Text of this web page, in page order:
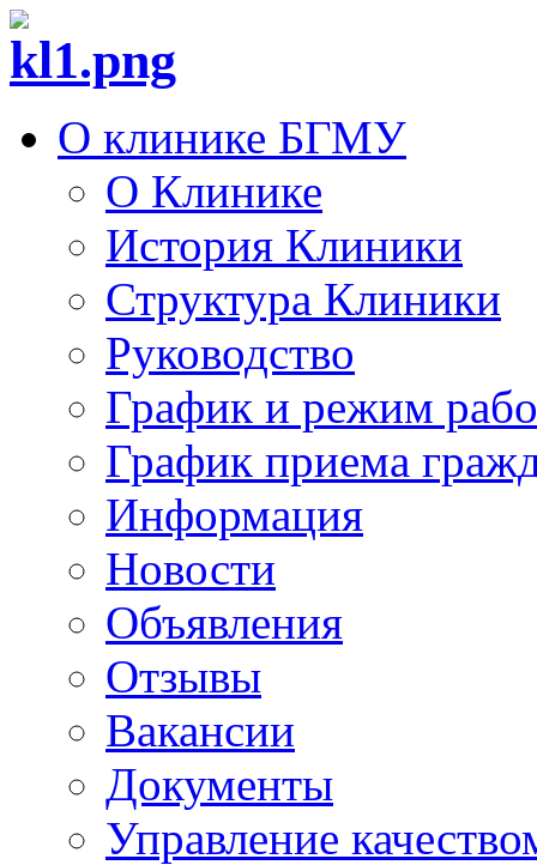
О клинике БГМУ
О Клинике
История Клиники
Структура Клиники
Руководство
График и режим
График приема
Информация
Новости
Объявления
Отзывы
Вакансии
Документы
Управление